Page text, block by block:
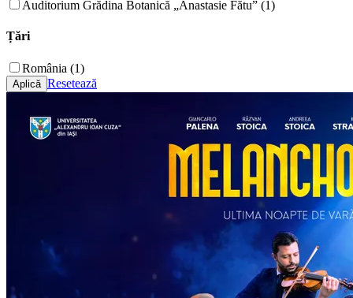
Auditorium Grădina Botanică „Anastasie Fătu” (1)
Țări
România (1)
Resetează